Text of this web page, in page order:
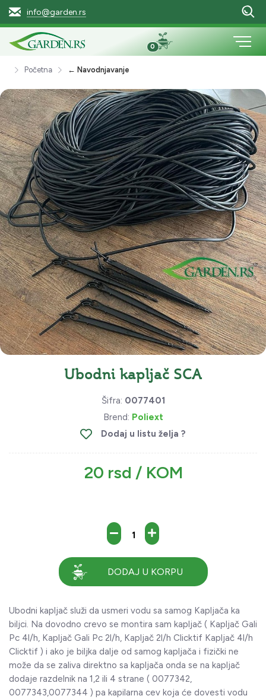
info@garden.rs
0
Početna ← Navodnjavanje
Ubodni kapljač SCA
Šifra: 0077401
Brend: Poliext
Dodaj u listu želja ?
20 rsd / KOM
DODAJ U KORPU
Ubodni kapljač služi da usmeri vodu sa samog Kapljača ka
biljci. Na dovodno crevo se montira sam kapljač ( Kapljač Gali
Pc 4l/h, Kapljač Gali Pc 2l/h, Kapljač 2l/h Clicktif Kapljač 4l/h
Clicktif ) i ako je biljka dalje od samog kapljača i fizički ne
može da se zaliva direktno sa kapljača onda se na kapljač
dodaje razdelnik na 1,2 ili 4 strane ( 0077342,
0077343,0077344 ) pa kapilarna cev koja će dovesti vodu